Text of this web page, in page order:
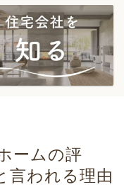
ームの評
言われる理由